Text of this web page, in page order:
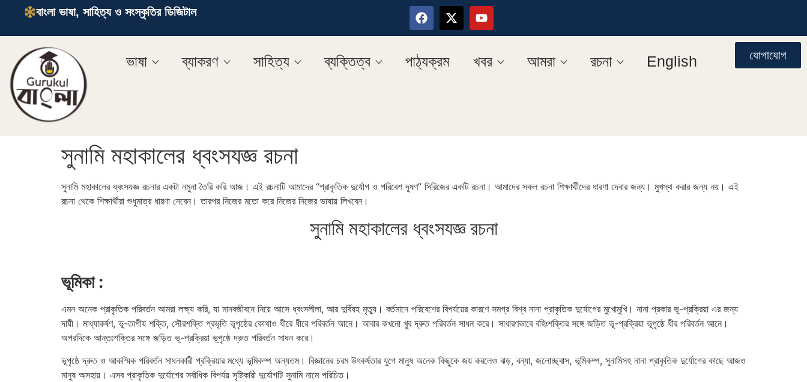
বাংলা ভাষা, সাহিত্য ও সংস্কৃতির ডিজিটাল
ভাষা ব্যাকরণ সাহিত্য ব্যক্তিত্ব পাঠ্যক্রম খবর আমরা রচনা English যোগাযোগ
সুনামি মহাকালের ধ্বংসযজ্ঞ রচনা
সুনামি মহাকালের ধ্বংসযজ্ঞ রচনার একটা নমুনা তৈরি করি আজ। এই রচনাটি আমাদের “প্রাকৃতিক দুর্যোগ ও পরিবেশ দূষণ” সিরিজের একটি রচনা। আমাদের সকল রচনা শিক্ষার্থীদের ধারণা দেবার জন্য। মুখস্থ করার জন্য নয়। এই
রচনা থেকে শিক্ষার্থীরা শুধুমাত্র ধারণা নেবেন। তারপর নিজের মতো করে নিজের নিজের ভাষায় লিখবেন।
সুনামি মহাকালের ধ্বংসযজ্ঞ রচনা
ভূমিকা :
এমন অনেক প্রাকৃতিক পরিবর্তন আমরা লক্ষ্য করি, যা মানবজীবনে নিয়ে আসে ধ্বংসলীলা, আর দুর্বিষহ মৃত্যু। বর্তমানে পরিবেশের বিপর্যয়ের কারণে সমগ্র বিশ্ব নানা প্রাকৃতিক দুর্যোগের মুখোমুখি। নানা প্রকার ভূ-প্রক্রিয়া এর জন্য
দায়ী। মাধ্যাকর্ষণ, ভূ-তাপীয় শক্তি, সৌরশক্তি প্রভৃতি ভূপৃষ্ঠের কোথাও ধীরে ধীরে পরিবর্তন আনে। আবার কখনো খুব দ্রুত পরিবর্তন সাধন করে। সাধারণভাবে বহিঃশক্তির সঙ্গে জড়িত ভূ-প্রক্রিয়া ভূপৃষ্ঠে ধীর পরিবর্তন আনে।
অপরদিকে আন্তঃশক্তির সঙ্গে জড়িত ভূ-প্রক্রিয়া ভূপৃষ্ঠে দ্রুত পরিবর্তন সাধন করে।
ভূপৃষ্ঠে দ্রুত ও আকস্মিক পরিবর্তন সাধনকারী প্রক্রিয়ার মধ্যে ভূমিকম্প অন্যতম। বিজ্ঞানের চরম উৎকর্ষতার যুগে মানুষ অনেক কিছুকে জয় করলেও ঝড়, বন্যা, জলোচ্ছ্বাস, ভূমিকম্প, সুনামিসহ নানা প্রাকৃতিক দুর্যোগের কাছে আজও
মানুষ অসহায়। এসব প্রাকৃতিক দুর্যোগের সর্বাধিক বিপর্যয় সৃষ্টিকারী দুর্যোগটি সুনামি নামে পরিচিত।